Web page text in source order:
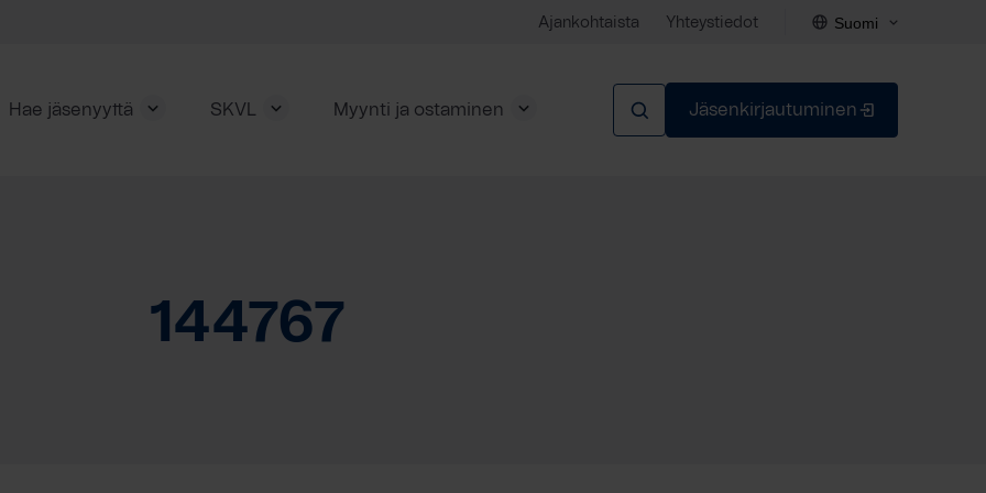
Ajankohtaista Yhteystiedot Suomi
Hae jäsenyyttä SKVL Myynti ja ostaminen Jäsenkirjautuminen
144767